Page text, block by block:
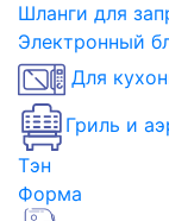
Шланги для
Электронный
Для
Гриль и
Тэн
Форма